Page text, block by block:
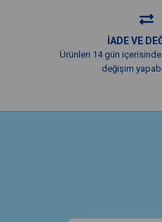
İADE VE
Ürünleri 14 gün
değişim